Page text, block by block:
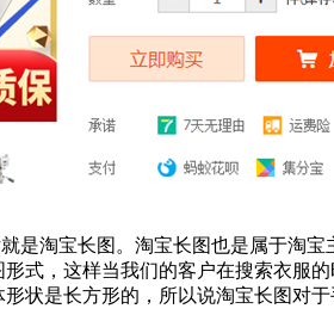
是淘宝长图。淘宝长图也是属于淘
式，这样当我们的客户在搜索衣服
状是长方形的，所以说淘宝长图对